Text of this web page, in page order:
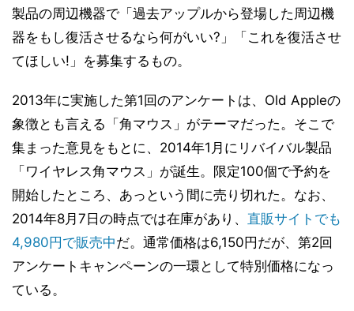
製品の周辺機器で「過去アップルから登場した周辺機
器をもし復活させるなら何がいい?」「これを復活させ
てほしい!」を募集するもの。
2013年に実施した第1回のアンケートは、Old Appleの
象徴とも言える「角マウス」がテーマだった。そこで
集まった意見をもとに、2014年1月にリバイバル製品
「ワイヤレス角マウス」が誕生。限定100個で予約を
開始したところ、あっという間に売り切れた。なお、
2014年8月7日の時点では在庫があり、 直販サイトでも
4,980円で販売中だ。通常価格は6,150円だが、第2回
アンケートキャンペーンの一環として特別価格になっ
ている。